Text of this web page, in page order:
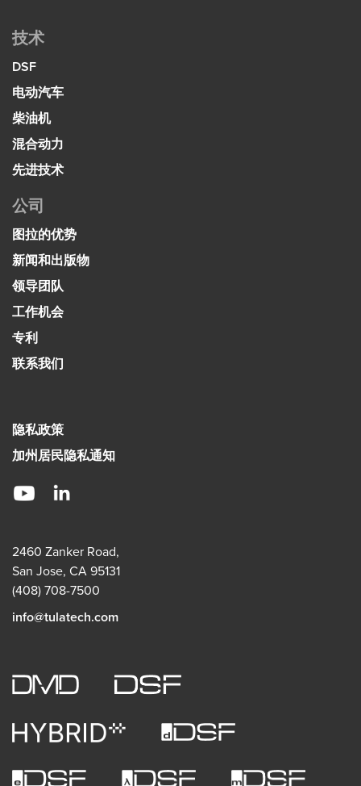
技术
DSF
电动汽车
柴油机
混合动力
先进技术
公司
图拉的优势
新闻和出版物
领导团队
工作机会
专利
联系我们
隐私政策
加州居民隐私通知
2460 Zanker Road,
San Jose, CA 95131
(408) 708-7500
info@tulatech.com